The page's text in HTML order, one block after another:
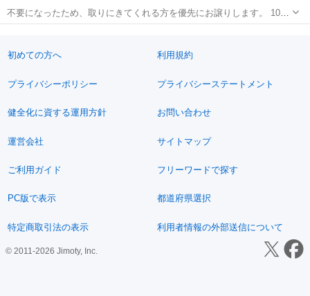
不要になったため、取りにきてくれる方を優先にお譲りします。 10年
使った一部落ちない汚れ(電池液漏れ)とボールペンの落書き、背もたれ
の為、掲載出来かねます。...
初めての方へ 利用規約
プライバシーポリシー プライバシーステートメント
健全化に資する運用方針 お問い合わせ
運営会社 サイトマップ
ご利用ガイド フリーワードで探す
PC版で表示 都道府県選択
特定商取引法の表示 利用者情報の外部送信について
© 2011-2026 Jimoty, Inc.